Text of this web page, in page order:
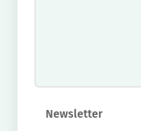
Newsletter